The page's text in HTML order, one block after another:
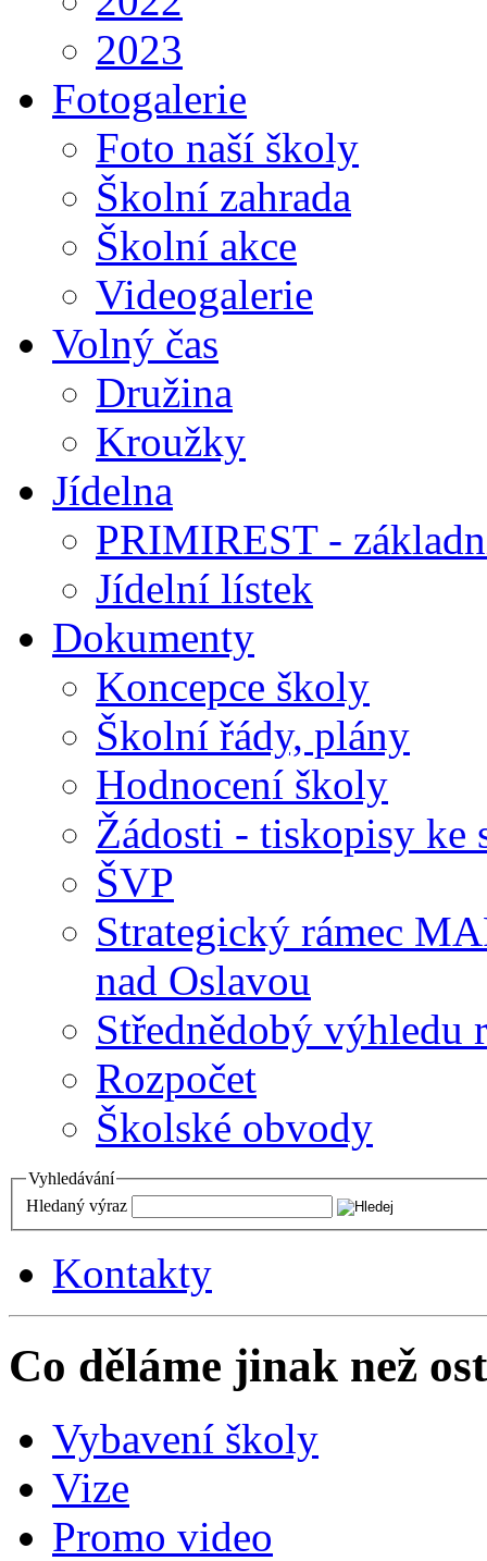
2023
Fotogalerie
Foto naší školy
Školní zahrada
Školní akce
Videogalerie
Volný čas
Družina
Kroužky
Jídelna
PRIMIREST -
Jídelní lístek
Dokumenty
Koncepce školy
Školní řády, plány
Hodnocení školy
Žádosti - tiskopisy ke
ŠVP
Strategický rámec
nad Oslavou
Střednědobý výhledu
Rozpočet
Školské obvody
Vyhledávání
Hledaný výraz
Kontakty
Co děláme jinak než
Vybavení školy
Vize
Promo video